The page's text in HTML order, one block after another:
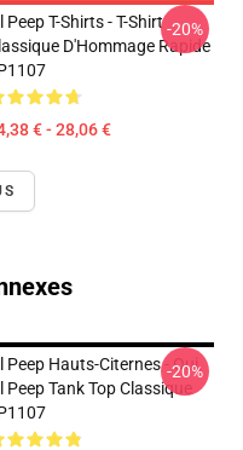
Peep T-Shirts - T-Shirt
D'Hommage Rapide
€ - 28,06 €
-20%
Peep Hauts-Citernes - Oui.
Peep Tank Top Classique
-20%